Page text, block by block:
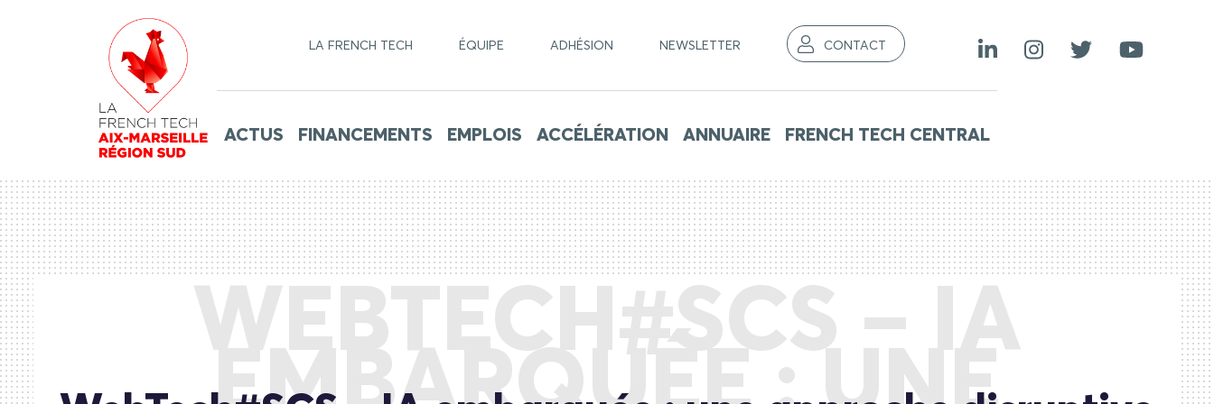
LA FRENCH TECH ÉQUIPE ADHÉSION NEWSLETTER CONTACT
ACTUS FINANCEMENTS EMPLOIS ACCÉLÉRATION ANNUAIRE FRENCH TECH CENTRAL
WEBTECH#SCS – IA